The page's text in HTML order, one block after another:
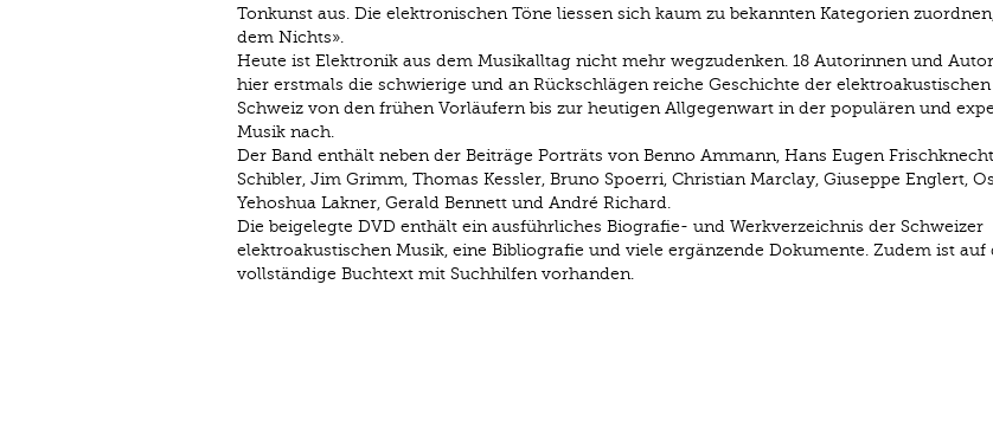
Tonkunst aus. Die elektronischen Töne liessen sich kaum zu bekannten Kategorien
dem Nichts».
Heute ist Elektronik aus dem Musikalltag nicht mehr wegzudenken. 18 Autorinnen und
hier erstmals die schwierige und an Rückschlägen reiche Geschichte der
Schweiz von den frühen Vorläufern bis zur heutigen Allgegenwart in der populären und
Musik nach.
Der Band enthält neben der Beiträge Porträts von Benno Ammann, Hans Eugen
Schibler, Jim Grimm, Thomas Kessler, Bruno Spoerri, Christian Marclay, Giuseppe Englert,
Yehoshua Lakner, Gerald Bennett und André Richard.
Die beigelegte DVD enthält ein ausführliches Biografie- und Werkverzeichnis der Schweizer
elektroakustischen Musik, eine Bibliografie und viele ergänzende Dokumente. Zudem ist auf
vollständige Buchtext mit Suchhilfen vorhanden.